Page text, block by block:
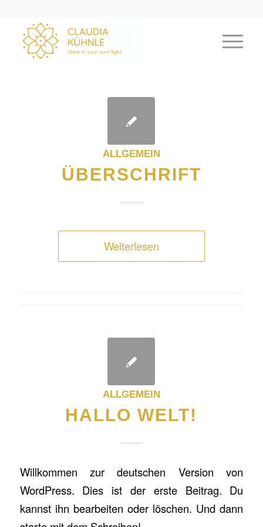
ALLGEMEIN
ÜBERSCHRIFT
Weiterlesen
ALLGEMEIN
HALLO WELT!
Willkommen zur deutschen Version von
WordPress. Dies ist der erste Beitrag. Du
kannst ihn bearbeiten oder löschen. Und dann